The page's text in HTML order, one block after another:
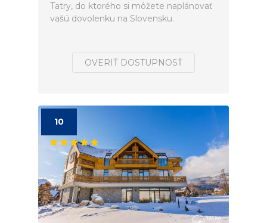
Tatry, do ktorého si môžete naplánovať
vašú dovolenku na Slovensku.
OVERIŤ DOSTUPNOSŤ
10